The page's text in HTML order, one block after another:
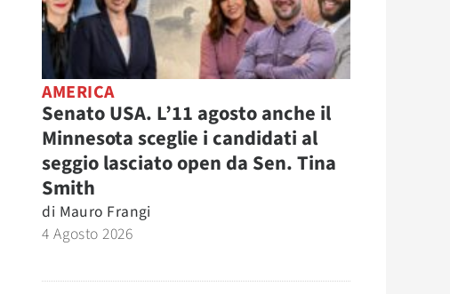
AMERICA
Senato USA. L’11 agosto anche il
Minnesota sceglie i candidati al
seggio lasciato open da Sen. Tina
Smith
di Mauro Frangi
4 Agosto 2026